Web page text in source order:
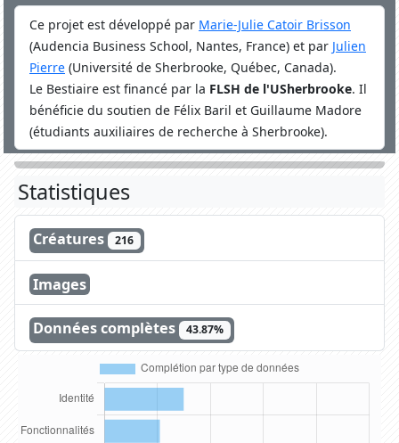
Ce projet est développé par Marie-Julie Catoir Brisson
(Audencia Business School, Nantes, France) et par Julien
Pierre (Université de Sherbrooke, Québec, Canada).
Le Bestiaire est financé par la FLSH de l'USherbrooke. Il
bénéficie du soutien de Félix Baril et Guillaume Madore
(étudiants auxiliaires de recherche à Sherbrooke).
Statistiques
Créatures 216
Images
Données complètes 43.87%